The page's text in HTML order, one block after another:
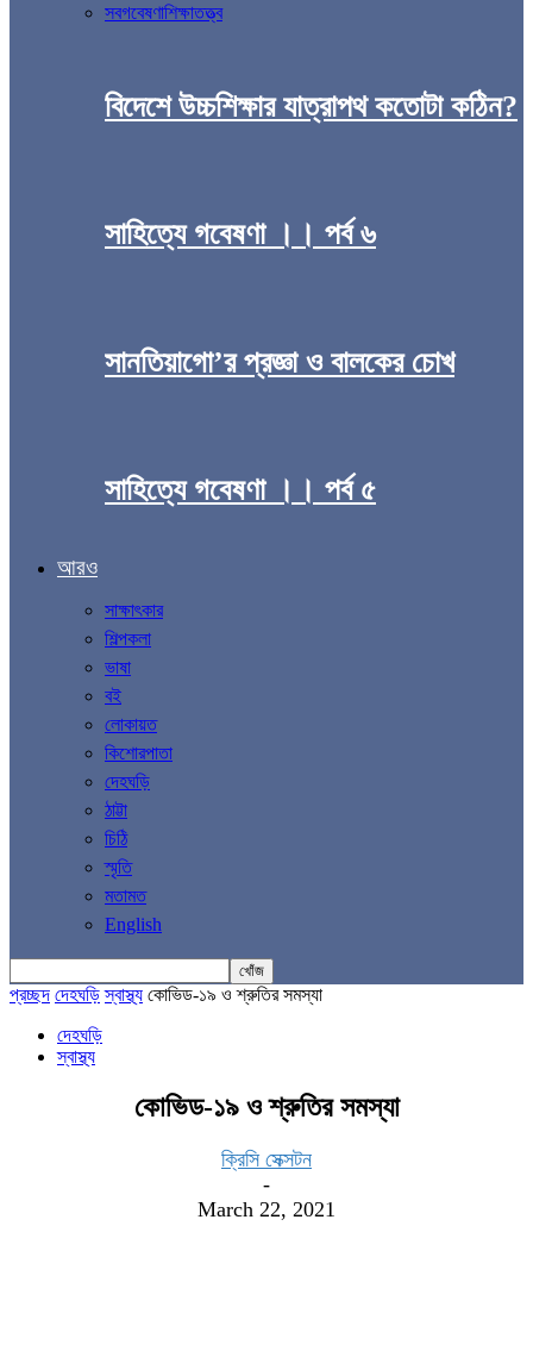
সবগবেষণাশিক্ষাতত্ত্ব
বিদেশে উচ্চশিক্ষার যাত্রাপথ কতোটা কঠিন?
সাহিত্যে গবেষণা ।। পর্ব ৬
সানতিয়াগো’র প্রজ্ঞা ও বালকের চোখ
সাহিত্যে গবেষণা ।। পর্ব ৫
আরও
সাক্ষাৎকার
শিল্পকলা
ভাষা
বই
লোকায়ত
কিশোরপাতা
দেহঘড়ি
ঠাট্টা
চিঠি
স্মৃতি
মতামত
English
প্রচ্ছদ দেহঘড়ি স্বাস্থ্য কোভিড-১৯ ও শ্রুতির সমস্যা
দেহঘড়ি
স্বাস্থ্য
কোভিড-১৯ ও শ্রুতির সমস্যা
ক্রিসি সেক্সটন
-
March 22, 2021